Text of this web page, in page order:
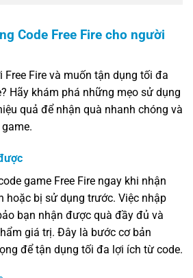
Code Free Fire cho người
Fire và muốn tận dụng tối đa
Hãy khám phá những mẹo sử dụng
quả để nhận quà nhanh chóng và
game Free Fire ngay khi nhận
hoặc bị sử dụng trước. Việc nhập
bạn nhận được quà đầy đủ và
giá trị. Đây là bước cơ bản
để tận dụng tối đa lợi ích từ code.